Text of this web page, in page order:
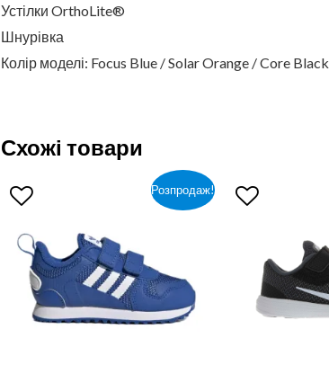
Устілки OrthoLite®
Шнурівка
Колір моделі: Focus Blue / Solar Orange / Core Black
Схожі товари
Розпродаж!